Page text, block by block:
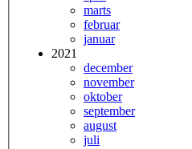
marts
februar
januar
2021
december
november
oktober
september
august
juli